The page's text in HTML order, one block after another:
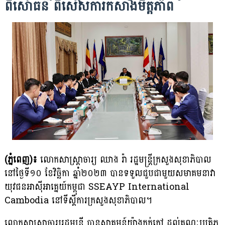
ពិសោធន៍ ពិសេសការកសាងមិត្តភាព
(ភ្នំពេញ)៖ លោកសាស្ត្រាចារ្យ ឈាង រ៉ា រដ្ឋមន្ត្រីក្រសួងសុខាភិបាល
នៅថ្ងៃទី១០ ខែវិច្ឆិកា ឆ្នាំ២០២៣ បានទទួលជួបជាមួយសមាគមនាវា
យុវជនអាស៊ីអាគ្នេយ៍កម្ពុជា SSEAYP International
Cambodia នៅទីស្តីការក្រសួងសុខាភិបាល។